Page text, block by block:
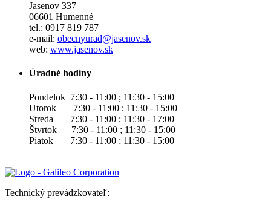
Jasenov 337
06601 Humenné
tel.: 0917 819 787
e-mail: obecnyurad@jasenov.sk
web: www.jasenov.sk
Úradné hodiny
Pondelok 7:30 - 11:00 ; 11:30 - 15:00
Utorok 7:30 - 11:00 ; 11:30 - 15:00
Streda 7:30 - 11:00 ; 11:30 - 17:00
Štvrtok 7:30 - 11:00 ; 11:30 - 15:00
Piatok 7:30 - 11:00 ; 11:30 - 15:00
Technický prevádzkovateľ: